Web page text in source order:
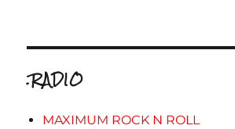
.RADIO
MAXIMUM ROCK N ROLL